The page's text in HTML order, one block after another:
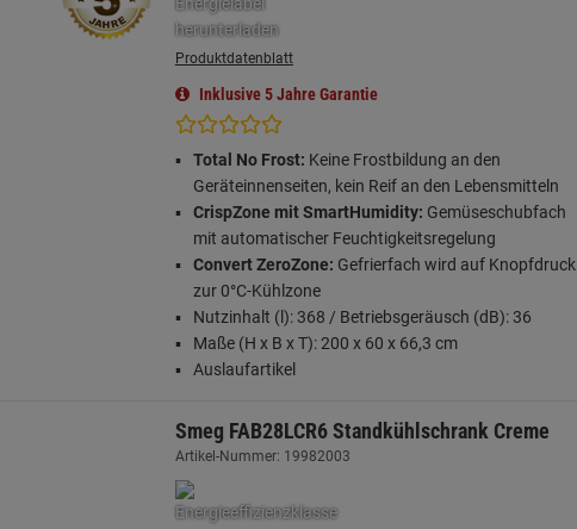
Produktdatenblatt
Inklusive 5 Jahre Garantie
Total No Frost: Keine Frostbildung an den
Geräteinnenseiten, kein Reif an den Lebensmitteln
CrispZone mit SmartHumidity: Gemüseschubfach
mit automatischer Feuchtigkeitsregelung
Convert ZeroZone: Gefrierfach wird auf Knopfdruck
zur 0°C-Kühlzone
Nutzinhalt (l): 368 / Betriebsgeräusch (dB): 36
Maße (H x B x T): 200 x 60 x 66,3 cm
Auslaufartikel
Smeg FAB28LCR6 Standkühlschrank Creme
Artikel-Nummer: 19982003